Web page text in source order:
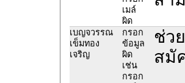
เมล์
ผิด
เบญจวรรณ
เข็มทอง
เจริญ
กรอก
ข้อมูล
ผิด
เช่น
กรอก
ช่ว
สมั